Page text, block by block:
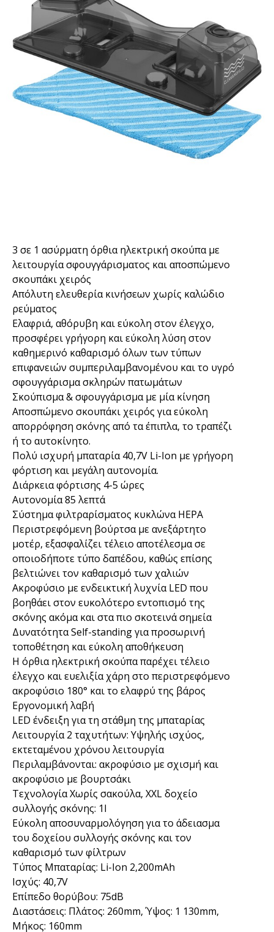
3 σε 1 ασύρματη όρθια ηλεκτρική σκούπα με
λειτουργία σφουγγάρισματος και αποσπώμενο
σκουπάκι χειρός
Απόλυτη ελευθερία κινήσεων χωρίς καλώδιο
ρεύματος
Ελαφριά, αθόρυβη και εύκολη στον έλεγχο,
προσφέρει γρήγορη και εύκολη λύση στον
καθημερινό καθαρισμό όλων των τύπων
επιφανειών συμπεριλαμβανομένου και το υγρό
σφουγγάρισμα σκληρών πατωμάτων
Σκούπισμα & σφουγγάρισμα με μία κίνηση
Αποσπώμενο σκουπάκι χειρός για εύκολη
απορρόφηση σκόνης από τα έπιπλα, το τραπέζι
ή το αυτοκίνητο.
Πολύ ισχυρή μπαταρία 40,7V Li-Ion με γρήγορη
φόρτιση και μεγάλη αυτονομία.
Διάρκεια φόρτισης 4-5 ώρες
Αυτονομία 85 λεπτά
Σύστημα φιλτραρίσματος κυκλώνα HEPA
Περιστρεφόμενη βούρτσα με ανεξάρτητο
μοτέρ, εξασφαλίζει τέλειο αποτέλεσμα σε
οποιοδήποτε τύπο δαπέδου, καθώς επίσης
βελτιώνει τον καθαρισμό των χαλιών
Ακροφύσιο με ενδεικτική λυχνία LED που
βοηθάει στον ευκολότερο εντοπισμό της
σκόνης ακόμα και στα πιο σκοτεινά σημεία
Δυνατότητα Self-standing για προσωρινή
τοποθέτηση και εύκολη αποθήκευση
Η όρθια ηλεκτρική σκούπα παρέχει τέλειο
έλεγχο και ευελιξία χάρη στο περιστρεφόμενο
ακροφύσιο 180° και το ελαφρύ της βάρος
Εργονομική λαβή
LED ένδειξη για τη στάθμη της μπαταρίας
Λειτουργία 2 ταχυτήτων: Υψηλής ισχύος,
εκτεταμένου χρόνου λειτουργία
Περιλαμβάνονται: ακροφύσιο με σχισμή και
ακροφύσιο με βουρτσάκι
Τεχνολογία Χωρίς σακούλα, XXL δοχείο
συλλογής σκόνης: 1l
Εύκολη αποσυναρμολόγηση για το άδειασμα
του δοχείου συλλογής σκόνης και τον
καθαρισμό των φίλτρων
Τύπος Μπαταρίας: Li-Ion 2,200mAh
Ισχύς: 40,7V
Επίπεδο θορύβου: 75dB
Διαστάσεις: Πλάτος: 260mm, Ύψος: 1 130mm,
Μήκος: 160mm